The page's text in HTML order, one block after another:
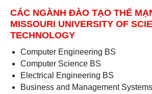
CÁC NGÀNH ĐÀO TẠO THẾ
MISSOURI UNIVERSITY OF
TECHNOLOGY
Computer Engineering BS
Computer Science BS
Electrical Engineering BS
Business and Management